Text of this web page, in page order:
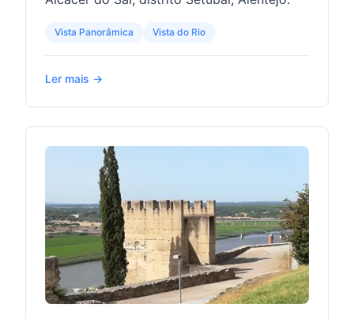
Vista Panorâmica Vista do Rio
Ler mais →